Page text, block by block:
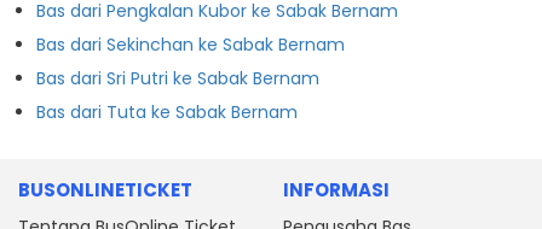
Bas dari Pengkalan Kubor ke Sabak Bernam
Bas dari Sekinchan ke Sabak Bernam
Bas dari Sri Putri ke Sabak Bernam
Bas dari Tuta ke Sabak Bernam
BUSONLINETICKET INFORMASI